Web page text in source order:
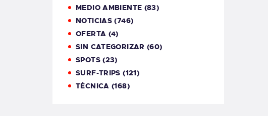
MEDIO AMBIENTE (83)
NOTICIAS (746)
OFERTA (4)
SIN CATEGORIZAR (60)
SPOTS(23)
SURF-TRIPS (121)
TÉCNICA (168)